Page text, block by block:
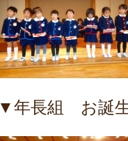
▼年長組 お誕